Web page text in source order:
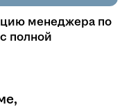
менеджера по
полной